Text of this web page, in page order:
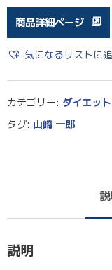
商品詳細ページ
気になるリストに
カテゴリー: ダイエット
タグ: 山崎 一郎
説明